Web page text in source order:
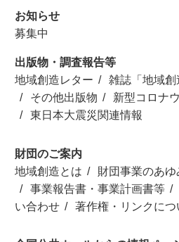
お知らせ
募集中
出版物・調査報告等
地域創造レター
雑誌「地域創
その他出版物
新型コロナ
東日本大震災関連情報
財団のご案内
地域創造とは
財団事業のあゆ
事業報告書・事業計画書等
い合わせ
著作権・リンクにつ